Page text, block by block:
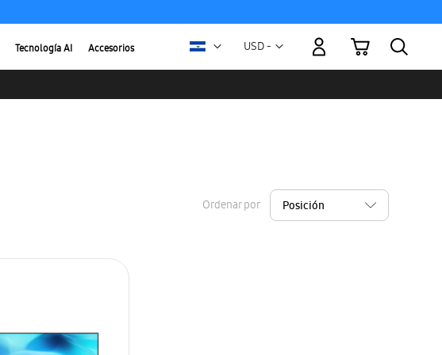
Tecnología AI Accesorios Moneda
USD -
Mi carrito
Ordenar por